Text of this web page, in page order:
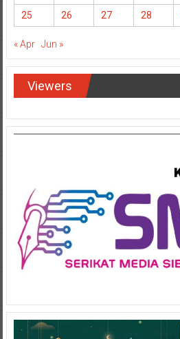
25
26 27 28
« Apr Jun »
Viewers